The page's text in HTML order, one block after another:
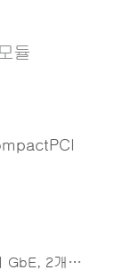
듈
SATA, DVI-I 포함)